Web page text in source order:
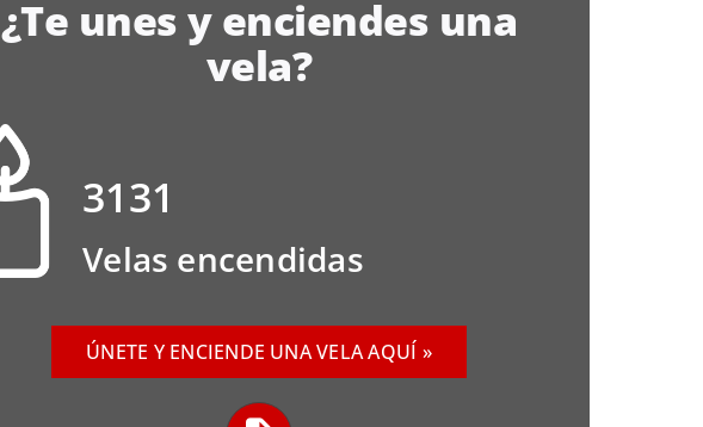
¿Te unes y enciendes una
vela?
3131
Velas encendidas
ÚNETE Y ENCIENDE UNA VELA AQUÍ »